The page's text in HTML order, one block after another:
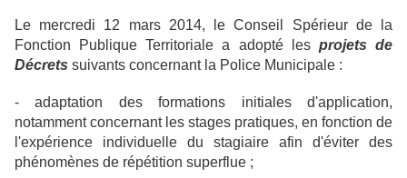
Le mercredi 12 mars 2014, le Conseil Spérieur de la
Fonction Publique Territoriale a adopté les projets de
Décrets suivants concernant la Police Municipale :
- adaptation des formations initiales d'application,
notamment concernant les stages pratiques, en fonction de
l'expérience individuelle du stagiaire afin d'éviter des
phénomènes de répétition superflue ;